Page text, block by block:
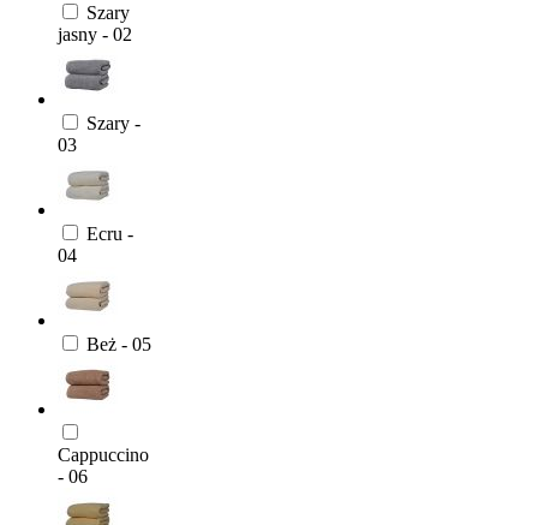
Szary
jasny - 02
Szary -
03
Ecru -
04
Beż - 05
Cappuccino
- 06